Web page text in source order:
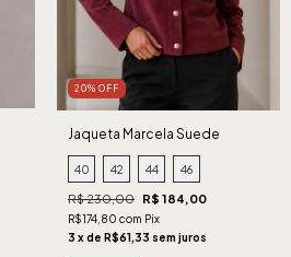
20% OFF
Jaqueta Marcela Suede
Cabernet
40 42 44 46
R$ 230,00 R$ 184,00
R$174,80 com Pix
3 x de R$61,33 sem juros